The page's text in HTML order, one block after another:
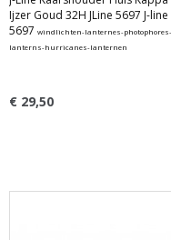
Ijzer Goud 32H JLine 5697 J-line
5697 windlichten-lanternes-photophores-
lanterns-hurricanes-lanternen
€ 29,50